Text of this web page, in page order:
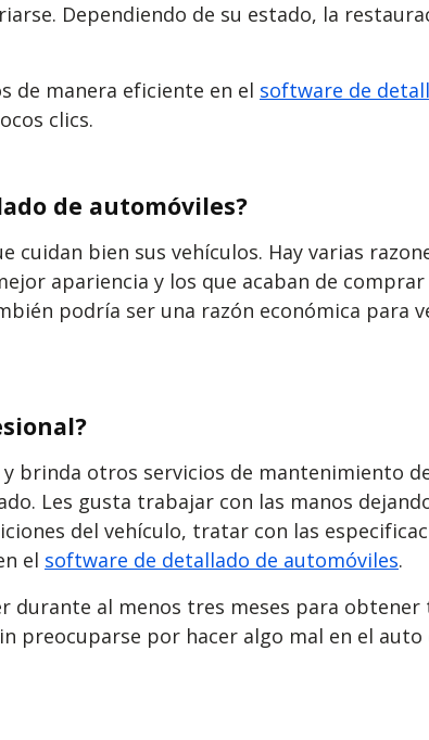
Dependiendo de su estado, la
de manera eficiente en el software de
clics.
de automóviles?
bien sus vehículos. Hay varias
apariencia y los que acaban de
podría ser una razón económica para
brinda otros servicios de mantenimiento
Les gusta trabajar con las manos
del vehículo, tratar con las
el software de detallado de automóviles.
al menos tres meses para obtener
preocuparse por hacer algo mal en el auto